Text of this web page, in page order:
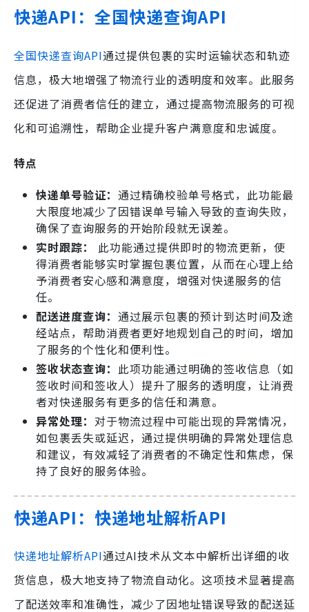
快递API：全国快递查询API
全国快递查询API通过提供包裹的实时运输状态和轨迹
信息，极大地增强了物流行业的透明度和效率。此服务
还促进了消费者信任的建立，通过提高物流服务的可视
化和可追溯性，帮助企业提升客户满意度和忠诚度。
特点
快递单号验证： 通过精确校验单号格式，此功能最
大限度地减少了因错误单号输入导致的查询失败，
确保了查询服务的开始阶段就无误差。
实时跟踪：
此功能通过提供即时的物流更新，使
得消费者能够实时掌握包裹位置，从而在心理上给
予消费者安心感和满意度，增强对快递服务的信
任。
配送进度查询： 通过展示包裹的预计到达时间及途
经站点，帮助消费者更好地规划自己的时间，增加
了服务的个性化和便利性。
签收状态查询： 此项功能通过明确的签收信息（如
签收时间和签收人）提升了服务的透明度，让消费
者对快递服务有更多的信任和满意。
异常处理： 对于物流过程中可能出现的异常情况，
如包裹丢失或延迟，通过提供明确的异常处理信息
和建议，有效减轻了消费者的不确定性和焦虑，保
持了良好的服务体验。
快递API：快递地址解析API
快递地址解析API通过AI技术从文本中解析出详细的收
货信息，极大地支持了物流自动化。这项技术显著提高
了配送效率和准确性，减少了因地址错误导致的配送延